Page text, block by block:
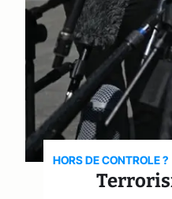
HORS DE CONTROLE ?